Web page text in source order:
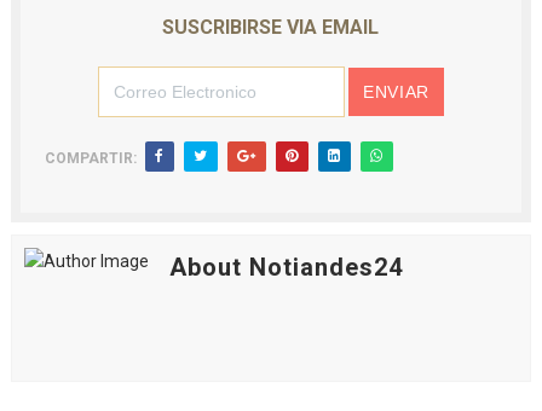
SUSCRIBIRSE VIA EMAIL
COMPARTIR:
About Notiandes24